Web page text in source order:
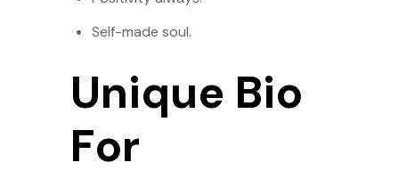
Self-made soul.
Unique Bio
For